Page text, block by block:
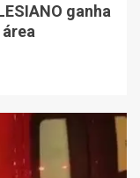
ganha